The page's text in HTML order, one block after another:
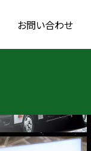
お問い合わせ